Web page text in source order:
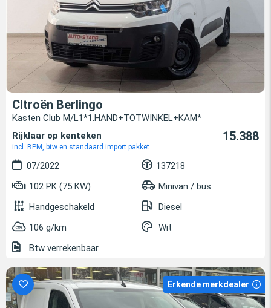
Citroën Berlingo
Kasten Club M/L1*1.HAND+TOTWINKEL+KAM*
Rijklaar op kenteken
incl. BPM, btw en standaard import pakket
15.388
07/2022
137218
102 PK (75 KW)
Minivan / bus
Handgeschakeld
Diesel
106 g/km
Wit
Btw verrekenbaar
Erkende merkdealer